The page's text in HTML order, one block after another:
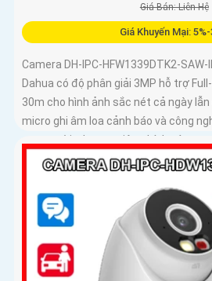
Giá Bán: Liên Hệ
Giá Khuyến Mại:
Camera DH-IPC-HFW1339DTK2-
Dahua có độ phân giải 3MP hỗ trợ
30m cho hình ảnh sắc nét cả ngày
micro ghi âm loa cảnh báo và công
con người, phương tiện chính xác